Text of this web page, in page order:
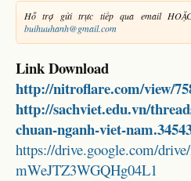
Hỗ trợ gửi trực tiếp qua email
buihuuhanh@gmail.com
Link Download
http://nitroflare.com/view/
http://sachviet.edu.vn/
chuan-nganh-viet-
https://drive.google.com/
mWeJTZ3WGQHg04L1